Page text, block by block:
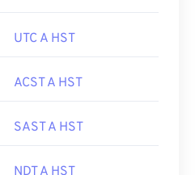
UTC A HST
ACST A HST
SAST A HST
NDT A HST